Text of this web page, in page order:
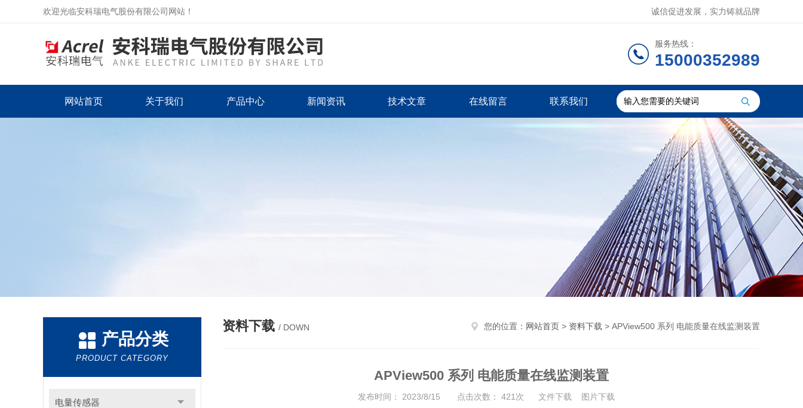
欢迎光临安科瑞电气股份有限公司网站！ 诚信促进发展，实力铸就品牌
服务热线：
15000352989
网站首页 关于我们 产品中心 新闻资讯 技术文章 在线留言 联系我们
产品分类
PRODUCT CATEGORY
电量传感器
资料下载 / DOWN 您的位置： 网站首页 > 资料下载 > APView500 系列 电能质量在线监测装置
APView500 系列 电能质量在线监测装置
发布时间： 2023/8/15 点击次数： 421次 文件下载 图片下载